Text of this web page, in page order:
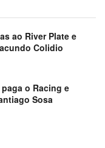
ao River Plate e
Colidio
o Racing e
Sosa